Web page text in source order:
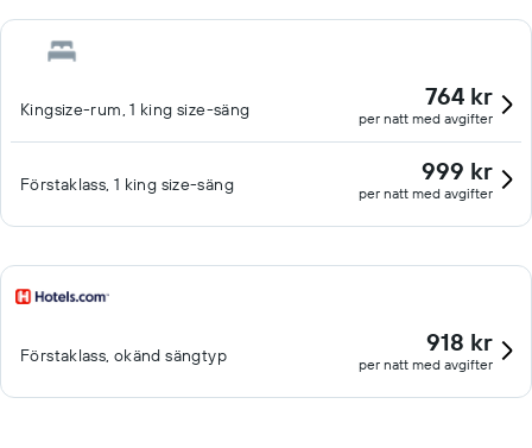
Kingsize-rum, 1 king size-säng 764 kr
per natt med avgifter
Förstaklass, 1 king size-säng 999 kr
per natt med avgifter
Förstaklass, okänd sängtyp 918 kr
per natt med avgifter